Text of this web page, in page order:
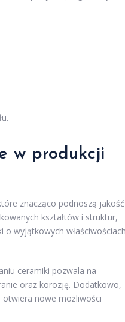
w produkcji
znacząco podnoszą jakość
kształtów i struktur,
wyjątkowych właściwościach
ceramiki pozwala na
oraz korozję. Dodatkowo,
otwiera nowe możliwości